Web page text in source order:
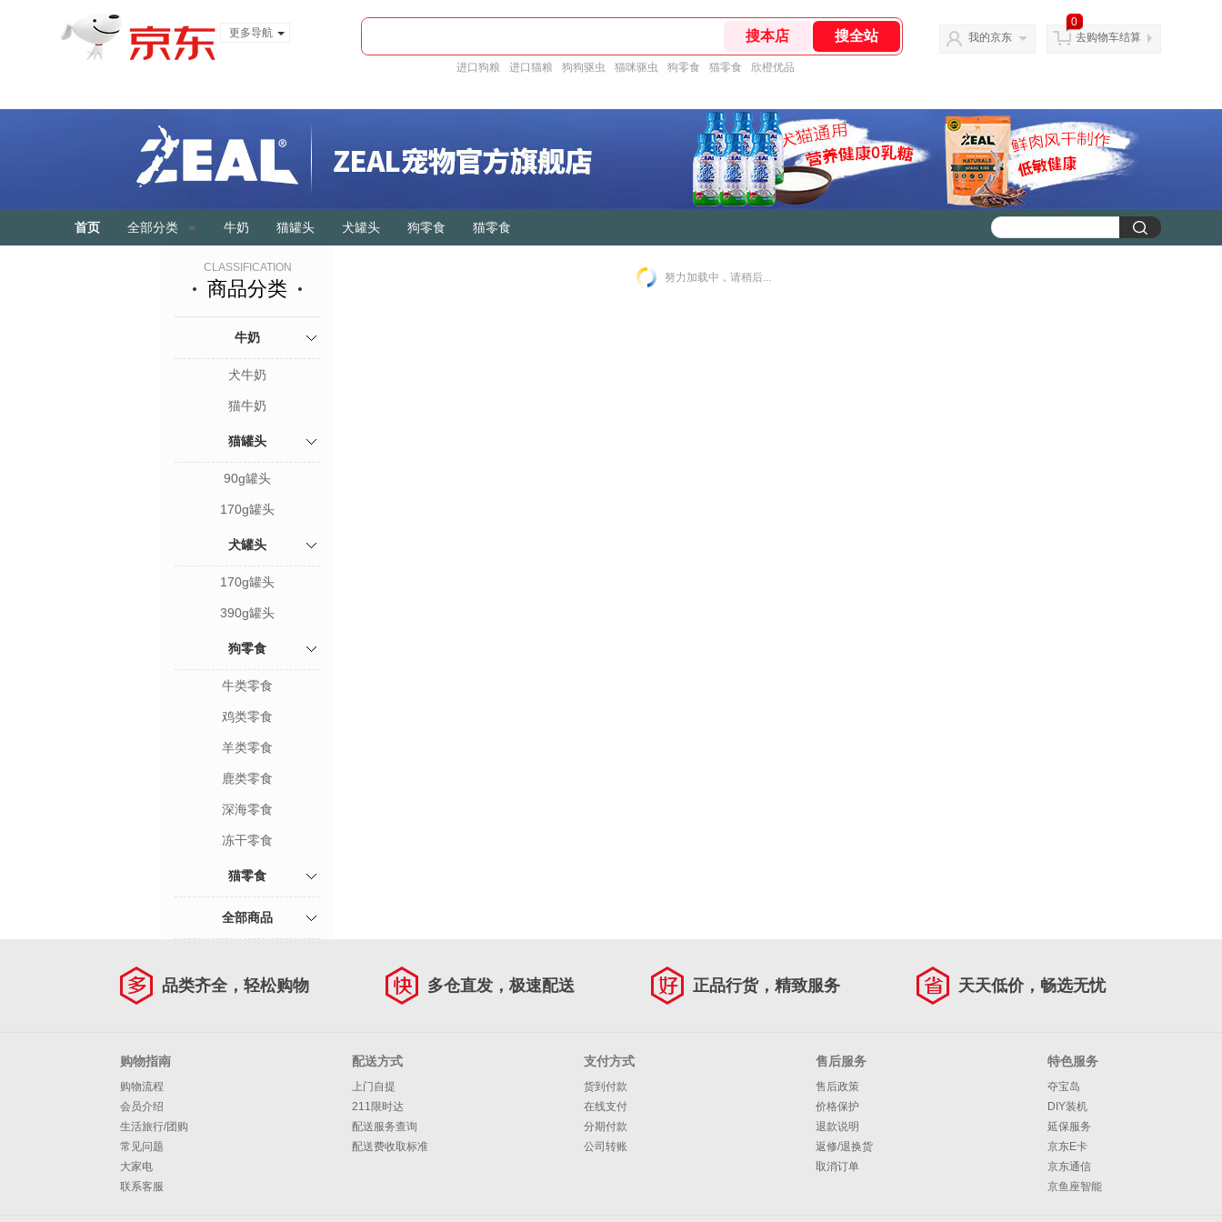
更多导航
进口狗粮 进口猫粮 狗狗驱虫 猫咪驱虫 狗零食 猫零食 欣橙优品
我的京东
0
去购物车结算
首页 全部分类 牛奶 猫罐头 犬罐头 狗零食 猫零食
CLASSIFICATION
商品分类
牛奶
犬牛奶
猫牛奶
猫罐头
90g罐头
170g罐头
犬罐头
170g罐头
390g罐头
狗零食
牛类零食
鸡类零食
羊类零食
鹿类零食
深海零食
冻干零食
猫零食
全部商品
努力加载中，请稍后...
品类齐全，轻松购物 多仓直发，极速配送 正品行货，精致服务 天天低价，畅选无忧
购物指南
购物流程
会员介绍
生活旅行/团购
常见问题
大家电
联系客服
配送方式
上门自提
211限时达
配送服务查询
配送费收取标准
支付方式
货到付款
在线支付
分期付款
公司转账
售后服务
售后政策
价格保护
退款说明
返修/退换货
取消订单
特色服务
夺宝岛
DIY装机
延保服务
京东E卡
京东通信
京鱼座智能